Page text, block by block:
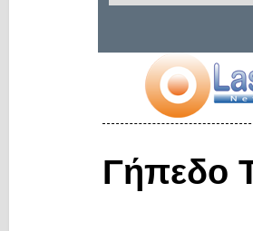
Γήπεδο